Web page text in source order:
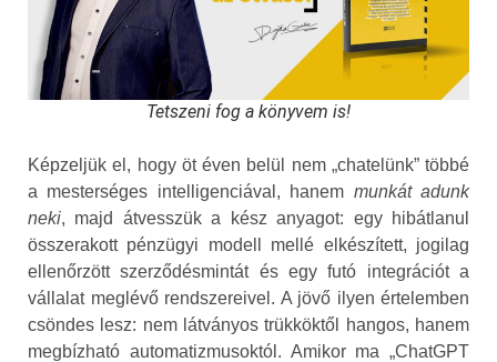
Tetszeni fog a könyvem is!
Képzeljük el, hogy öt éven belül nem „chatelünk” többé
a mesterséges intelligenciával, hanem munkát adunk
neki, majd átvesszük a kész anyagot: egy hibátlanul
összerakott pénzügyi modell mellé elkészített, jogilag
ellenőrzött szerződésmintát és egy futó integrációt a
vállalat meglévő rendszereivel. A jövő ilyen értelemben
csöndes lesz: nem látványos trükköktől hangos, hanem
megbízható automatizmusoktól. Amikor ma „ChatGPT